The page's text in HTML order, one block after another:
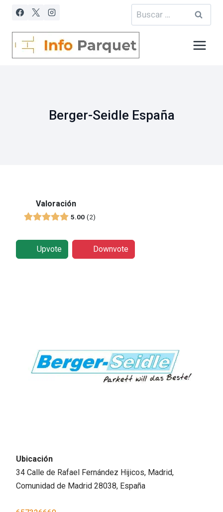
Saltar
contenido
Buscar:
Berger-Seidle España
Valoración
5.00 2
Upvote Downvote
Ubicación
34 Calle de Rafael Fernández Hijicos, Madrid,
Comunidad de Madrid 28038, España